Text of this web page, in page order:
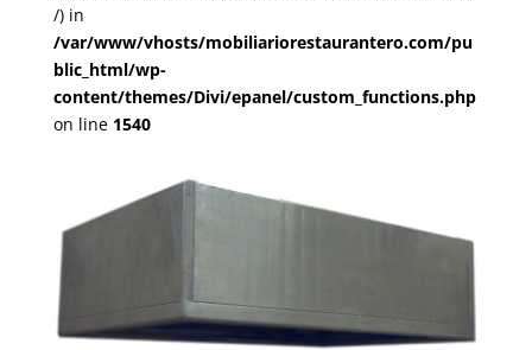
/) in
/var/www/vhosts/mobiliariorestaurantero.com/pu
blic_html/wp-
content/themes/Divi/epanel/custom_functions.php
on line 1540